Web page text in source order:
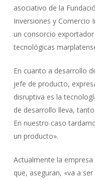
asociativo de la
Inversiones y Comercio
un consorcio
tecnológicas
En cuanto a desarrollo
jefe de producto,
disruptiva es la
de desarrollo lleva,
En nuestro caso
un producto».
Actualmente la
que, aseguran, «va a